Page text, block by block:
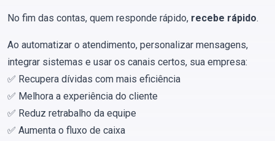
No fim das contas, quem responde rápido, recebe rápido.
Ao automatizar o atendimento, personalizar mensagens,
integrar sistemas e usar os canais certos, sua empresa:
✅ Recupera dívidas com mais eficiência
✅ Melhora a experiência do cliente
✅ Reduz retrabalho da equipe
✅ Aumenta o fluxo de caixa